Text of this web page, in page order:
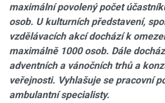
maximální povolený počet
osob. U kulturních představení,
vzdělávacích akcí dochází k
maximálně 1000 osob. Dále
adventních a vánočních trhů a
veřejnosti. Vyhlašuje se pracovní
ambulantní specialisty.